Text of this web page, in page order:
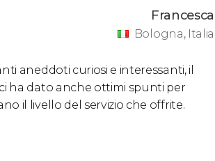
Francesca
Bologna, Italia
aneddoti curiosi e interessanti, il
ha dato anche ottimi spunti per
il livello del servizio che offrite.